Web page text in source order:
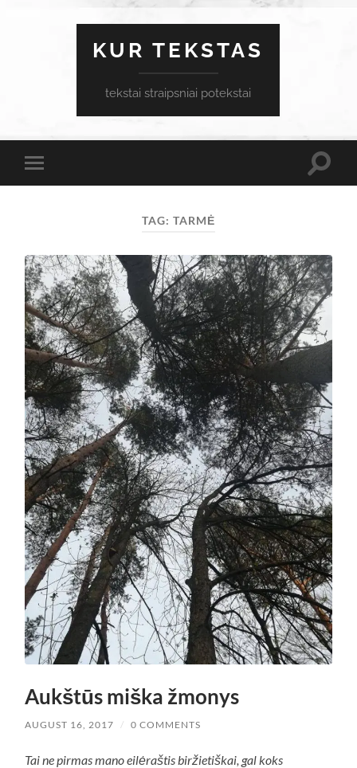
KUR TEKSTAS
tekstai straipsniai potekstai
Toggle
mobile
Toggle
TAG: TARMĖ
Aukštūs miška žmonys
AUGUST 16, 2017 / 0 COMMENTS
Tai ne pirmas mano eilėraštis biržietiškai, gal koks